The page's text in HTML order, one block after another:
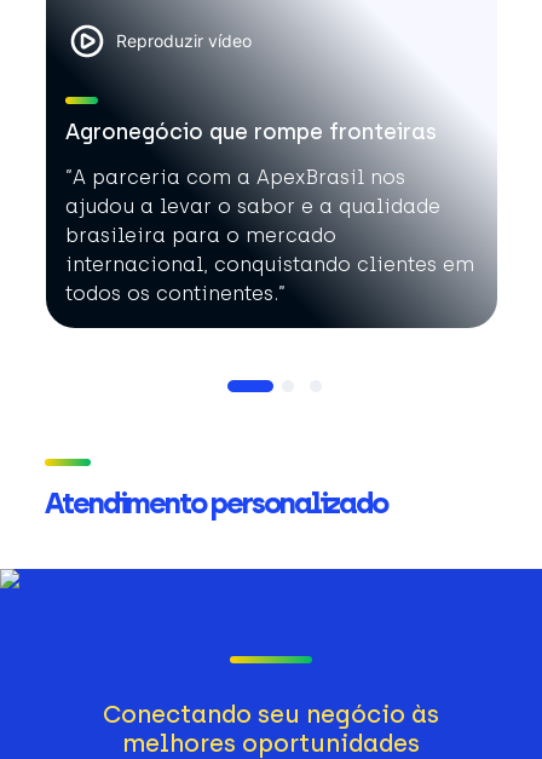
Reproduzir vídeo
Agronegócio que rompe fronteiras
”A parceria com a ApexBrasil nos
ajudou a levar o sabor e a qualidade
brasileira para o mercado
internacional, conquistando clientes em
todos os continentes.”
Atendimento personalizado
Conectando seu negócio às
melhores oportunidades